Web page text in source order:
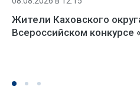
Жители Каховского
Всероссийском конкурсе